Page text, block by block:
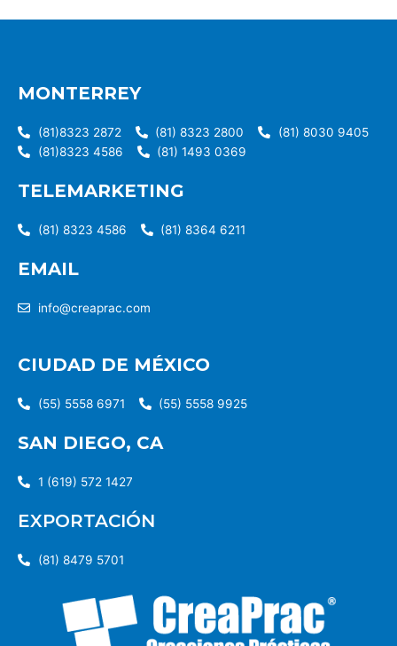
MONTERREY
(81)8323 2872 (81) 8323 2800
(81) 8030 9405
(81)8323 4586
(81) 1493 0369
TELEMARKETING
(81) 8323 4586 (81) 8364 6211
EMAIL
info@creaprac.com
CIUDAD DE MÉXICO
(55) 5558 6971 (55) 5558 9925
SAN DIEGO, CA
1 (619) 572 1427
EXPORTACIÓN
(81) 8479 5701